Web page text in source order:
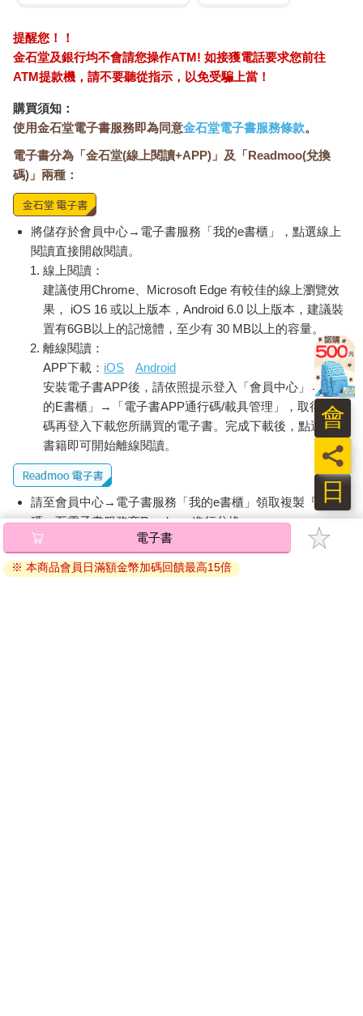
提醒您！！
金石堂及銀行均不會請您操作ATM! 如接獲電話要求您前往
ATM提款機，請不要聽從指示，以免受騙上當！
購買須知：
使用金石堂電子書服務即為同意金石堂電子書服務條款。
電子書分為「金石堂(線上閱讀+APP)」及「Readmoo(兌換
碼)」兩種：
將儲存於會員中心→電子書服務「我的e書櫃」，點選線上
閱讀直接開啟閱讀。
線上閱讀：
建議使用Chrome、Microsoft Edge 有較佳的線上瀏覽效
果， iOS 16 或以上版本，Android 6.0 以上版本，建議裝
置有6GB以上的記憶體，至少有 30 MB以上的容量。
離線閱讀：
APP下載： iOS
Android
安裝電子書APP後，請依照提示登入「會員中心」→「我
的E書櫃」→「電子書APP通行碼/載具管理」，取得通行
碼再登入下載您所購買的電子書。完成下載後，點選任一
書籍即可開始離線閱讀。
請至會員中心→電子書服務「我的e書櫃」領取複製『兌換
碼』至電子書服務商Readmoo進行兌換。
退換貨須知：
因版權保護，您在金石堂所購買的電子書僅能以金石堂專屬
電子書
※ 本商品會員日滿額金幣加碼回饋最高15倍
日
員
會